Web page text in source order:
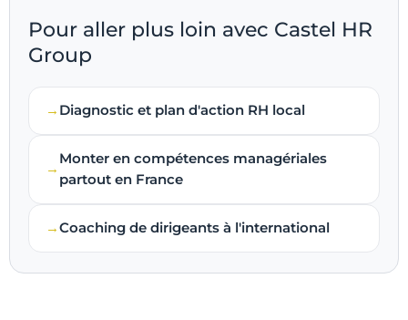
Pour aller plus loin avec Castel HR
Group
Diagnostic et plan d'action RH local
Monter en compétences managériales
partout en France
Coaching de dirigeants à l'international